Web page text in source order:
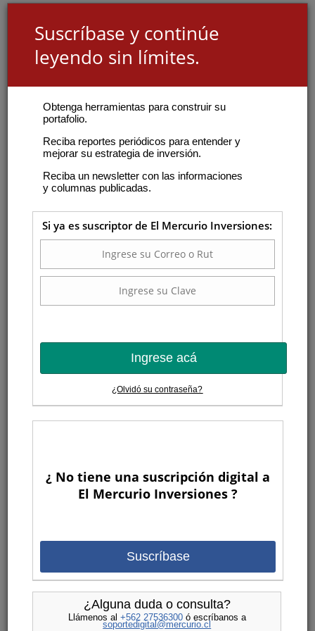
Suscríbase y continúe
leyendo sin límites.
Obtenga herramientas para construir su
portafolio.
Reciba reportes periódicos para entender y
mejorar su estrategia de inversión.
Reciba un newsletter con las informaciones
y columnas publicadas.
Si ya es suscriptor de El Mercurio Inversiones:
Ingrese acá
¿Olvidó su contraseña?
¿ No tiene una suscripción digital a
El Mercurio Inversiones ?
Suscríbase
¿Alguna duda o consulta?
Llámenos al +562 27536300ó escríbanos a
soportedigital@mercurio.cl